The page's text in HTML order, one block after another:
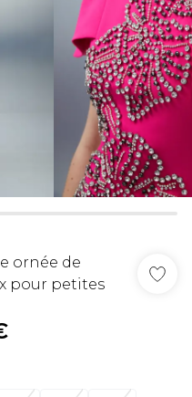
ornée de
pour petites